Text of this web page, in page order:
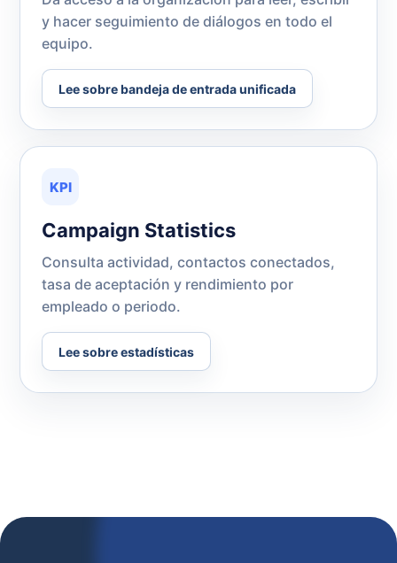
y hacer seguimiento de diálogos en todo el
equipo.
Lee sobre bandeja de entrada unificada
KPI
Campaign Statistics
Consulta actividad, contactos conectados,
tasa de aceptación y rendimiento por
empleado o periodo.
Lee sobre estadísticas